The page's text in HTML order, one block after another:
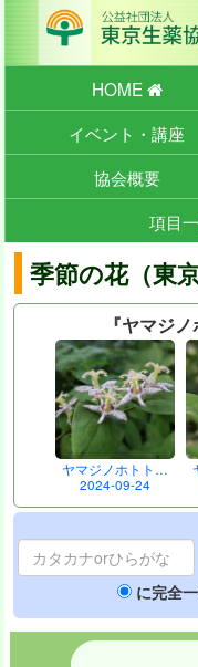
HOME
イベント・講座
協会概要
項目
季節の花（東
『ヤマジ
ヤマジノホトト…
2024-09-24
に完全